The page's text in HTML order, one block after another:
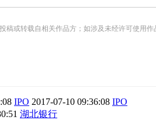
或转载自相关作品方；如涉及未经许可使用作
IPO 2017-07-10 09:36:08 IPO
湖北银行